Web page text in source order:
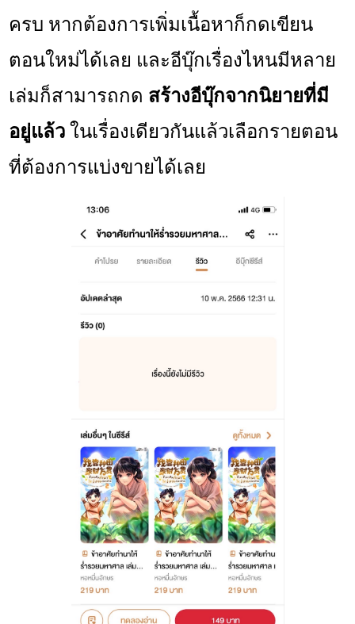
ครบ หากต้องการเพิ่มเนื้อหาก็กดเขียน
ตอนใหม่ได้เลย และอีบุ๊กเรื่องไหนมีหลาย
เล่มก็สามารถกด สร้างอีบุ๊กจากนิยายที่มี
อยู่แล้วในเรื่องเดียวกันแล้วเลือกรายตอน
ที่ต้องการแบ่งขายได้เลย